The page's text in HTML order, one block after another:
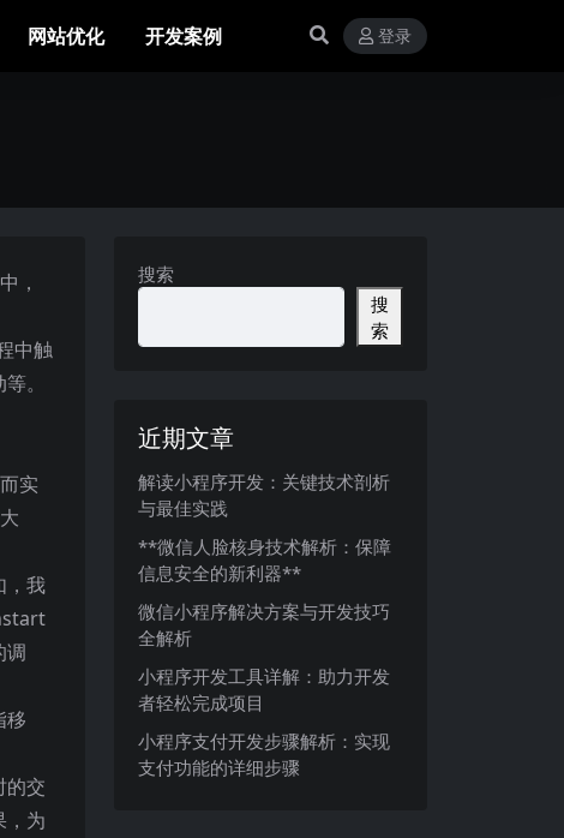
网站优化 开发案例 登录
，
中触
。
实
，我
调
移
的交
，为
搜索
搜
索
近期文章
解读小程序开发：关键技术剖析
与最佳实践
**微信人脸核身技术解析：保障
信息安全的新利器**
微信小程序解决方案与开发技巧
全解析
小程序开发工具详解：助力开发
者轻松完成项目
小程序支付开发步骤解析：实现
支付功能的详细步骤